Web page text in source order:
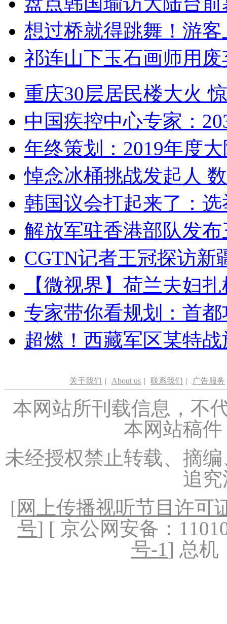
想过桥就得跳舞！游客
祁连山下玉石画师用
重庆30层居民楼大火
中国疾控中心专家：
年终策划：2019年度
悼念冰桶挑战发起人
韩国议会打起来了：
解放军驻香港部队发
CGTN记者王冠探访新
【微视界】荷兰夫妇
专家带你看规划：首
超燃！西藏军区某特
关于我们 | About us | 联系我们 | 广告服务
本网站所刊载信息，不
本网站稿
未经授权禁止转载、摘
追
[网上传播视听节目许可
号] [ 京公网安备：
号-1] 总机